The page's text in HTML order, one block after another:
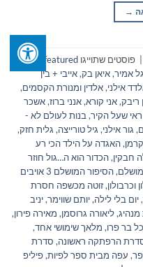
→
פוסטים שתוייגו featured
אואן
אמיר,איאן בק,אייבי + בין
אילני,אלדין ומנורת הקסמים,
ריבק,אני קורא,אנני ברוז,אשכר
ראי שעל הקיר, בנות לעולם לא -
, גור אילני, גיל טורייצה, גלית חזק,
,האגדה על הילד הכי רע
חבקין,הכדור הוא ה…גול חוזר
,
הסיפור המושלם 3 אויבים
,זוטה מכשפה חסרת
,יום בלי לילה,יותם שווימר,יניב
מנהיג,ליאורה גרוסמן, מאירה פירון,
בר פרו, מלאך שימושי אחד,
הרפתקה ראשונה, סדרת
, עפה מבית ספר לפיות,פיליפ